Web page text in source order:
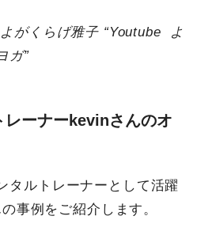
がくらげ雅子 “Youtube よ
ガ”
レーナーkevinさんのオ
タルトレーナーとして活躍
事例をご紹介します。